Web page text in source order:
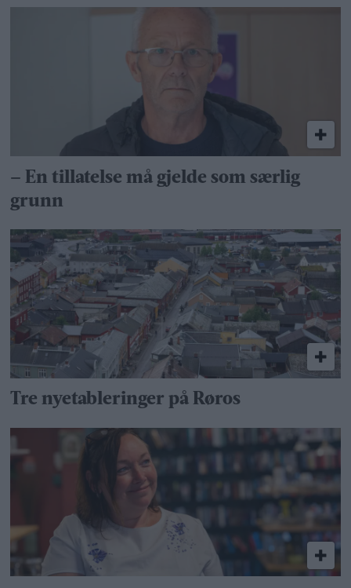
– En tillatelse må gjelde som særlig
grunn
Tre nyetableringer på Røros